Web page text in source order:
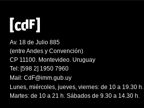
Av. 18 de Julio 885
(entre Andes y Convención)
CP 11100. Montevideo. Uruguay
Tel: [598 2] 1950 7960
Mail: CdF@imm.gub.uy
Lunes, miércoles, jueves, viernes: de 10 a 19.30 h.
Martes: de 10 a 21 h. Sábados de 9.30 a 14.30 h.